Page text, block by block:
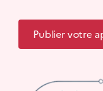
Publier votre